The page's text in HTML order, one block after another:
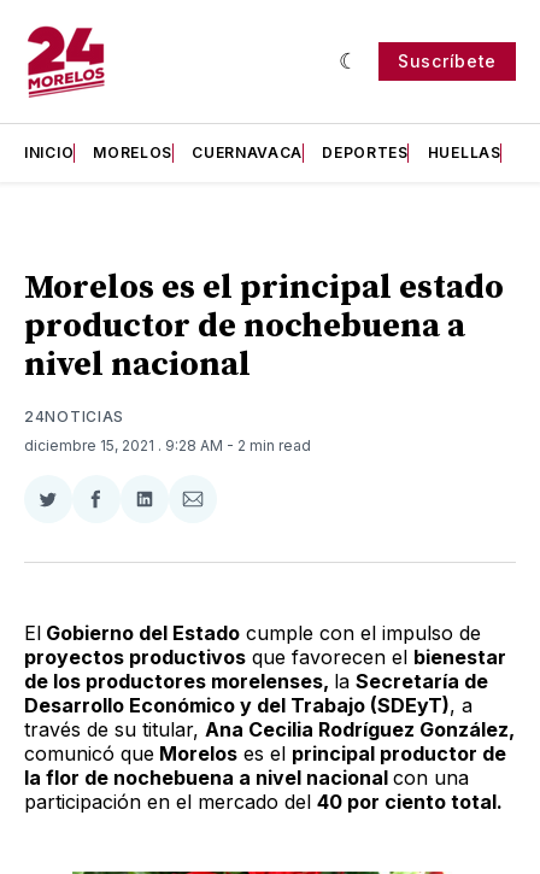
Suscríbete
INICIO MORELOS CUERNAVACA DEPORTES HUELLAS
Morelos es el principal estado
productor de nochebuena a
nivel nacional
24NOTICIAS
diciembre 15, 2021 . 9:28 AM - 2 min read
Compartir
Twitter
Compartir
Facebook
Compartir
LinkedIn
Compartir
Email
El Gobierno del Estado cumple con el impulso de
proyectos productivos que favorecen el bienestar
de los productores morelenses, la Secretaría de
Desarrollo Económico y del Trabajo (SDEyT), a
través de su titular, Ana Cecilia Rodríguez González,
comunicó que Morelos es el principal productor de
la flor de nochebuena a nivel nacional con una
participación en el mercado del 40 por ciento total.